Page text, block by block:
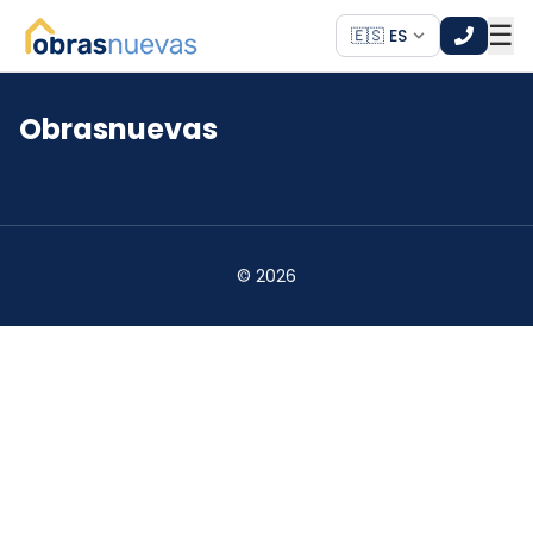
🇪🇸 ES ☰
*
Obrasnuevas
© 2026